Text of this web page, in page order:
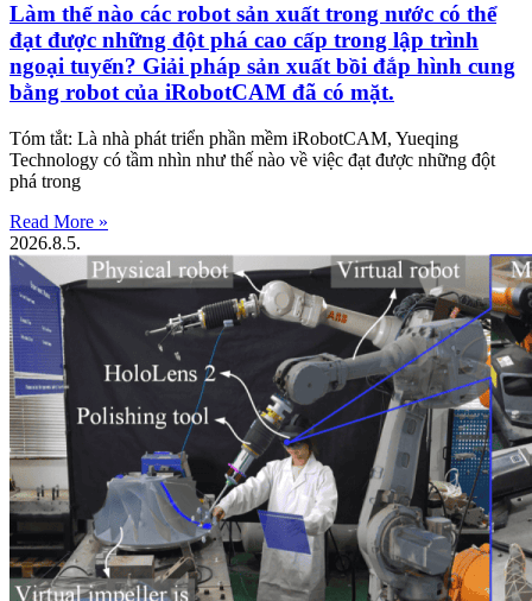
Làm thế nào các robot sản xuất trong nước có thể
đạt được những đột phá cao cấp trong lập trình
ngoại tuyến? Giải pháp sản xuất bồi đắp hình cung
bằng robot của iRobotCAM đã có mặt.
Tóm tắt: Là nhà phát triển phần mềm iRobotCAM, Yueqing
Technology có tầm nhìn như thế nào về việc đạt được những đột
phá trong
Read More »
2026.8.5.